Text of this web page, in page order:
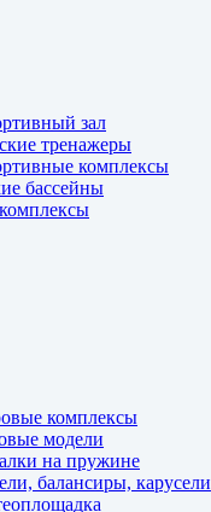
зал
тренажеры
комплексы
бассейны
комплексы
модели
на пружине
балансиры, карусели